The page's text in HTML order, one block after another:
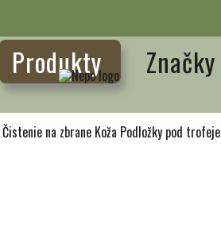
Produkty Značky
Čistenie na zbrane Koža Podložky pod trofeje